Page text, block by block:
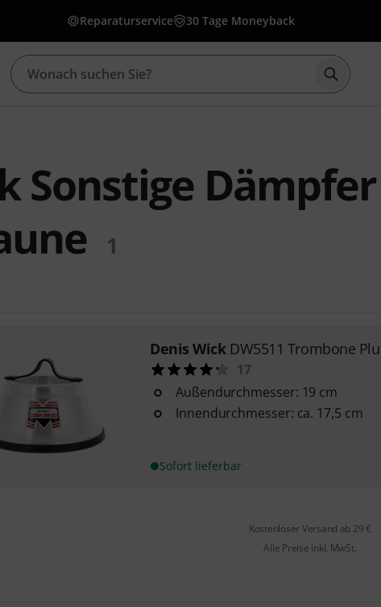
Reparaturservice 30 Tage Moneyback
Suche
Sonstige
1
Denis Wick DW5511 Trombone
17
Außendurchmesser: 19 cm
Innendurchmesser: ca. 17,5 cm
Sofort lieferbar
Kostenloser Versand ab 29 €
Alle Preise inkl. MwSt.